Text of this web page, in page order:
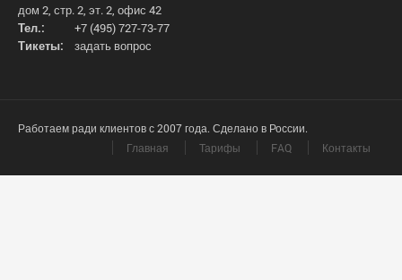
дом 2, стр. 2, эт. 2, офис 42
Тел.:
+7 (495) 727-73-77
Тикеты:
задать вопрос
Работаем ради клиентов с 2007 года. Сделано в России.
Главная
Тарифы FAQ Контакты